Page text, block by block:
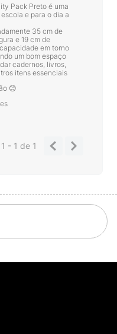
Pack Preto é uma
e para o dia a
35 cm de
e 19 cm de
em torno
um bom espaço
cadernos, livros,
itens essenciais
😊
1 - 1de 1